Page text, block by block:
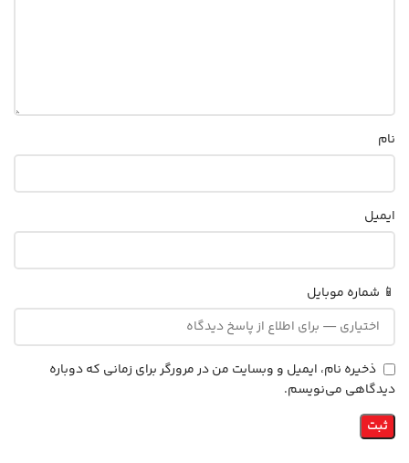
نام
ایمیل
📱 شماره موبایل
ذخیره نام، ایمیل و وبسایت من در مرورگر برای زمانی که دوباره
دیدگاهی می‌نویسم.